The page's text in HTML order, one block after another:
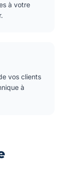
à votre
vos clients
à